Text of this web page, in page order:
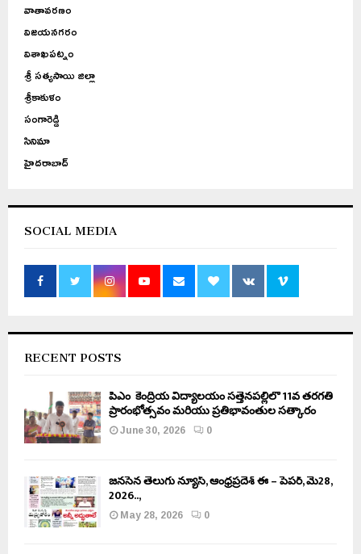
వాతావరణం
విజయనగరం
విశాఖపట్నం
శ్రీ సత్యసాయి జిల్లా
శ్రీకాకుళం
సంగారెడ్డి
సినిమా
హైదరాబాద్
SOCIAL MEDIA
RECENT POSTS
పీఎం కేంద్రీయ విద్యాలయం సత్తెనపల్లిలో 11వ తరగతి
ప్రారంభోత్సవం మరియు ప్రతిభావంతుల సత్కారం
June 30, 2026
0
జనసేన తెలుగు న్యూస్, ఆంధ్రప్రదేశ్ ఈ – పేపర్, మే28,
2026..,
May 28, 2026
0